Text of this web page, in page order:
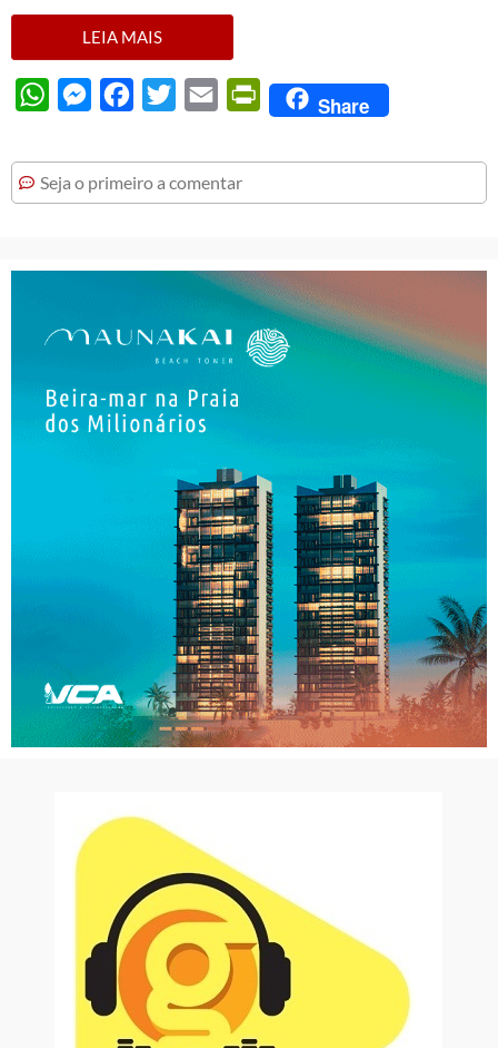
LEIA MAIS
WhatsAppMessengerFacebook
Twitter Email PrintFriendly
Share
Seja o primeiro a comentar